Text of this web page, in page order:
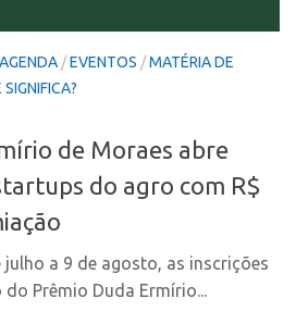
AGENDA /EVENTOS /MATÉRIA DE
de Moraes abre
do agro com R$
julho a 9 de agosto, as inscrições
Prêmio Duda Ermírio...